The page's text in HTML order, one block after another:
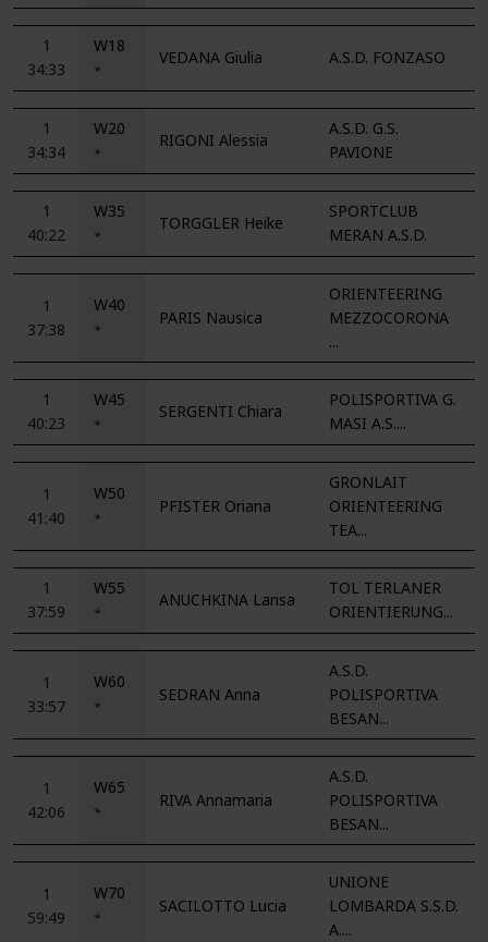
1
34:33
W18
*
VEDANA Giulia A.S.D. FONZASO
1
34:34
W20
*
RIGONI Alessia
A.S.D. G.S.
PAVIONE
1
40:22
W35
*
TORGGLER Heike
SPORTCLUB
MERAN A.S.D.
1
37:38
W40
*
PARIS Nausica
ORIENTEERING
MEZZOCORONA
...
1
40:23
W45
*
SERGENTI Chiara
POLISPORTIVA G.
MASI A.S....
1
41:40
W50
*
PFISTER Oriana
GRONLAIT
ORIENTEERING
TEA...
1
37:59
W55
*
ANUCHKINA Larisa
TOL TERLANER
ORIENTIERUNG...
1
33:57
W60
*
SEDRAN Anna
A.S.D.
POLISPORTIVA
BESAN...
1
42:06
W65
*
RIVA Annamaria
A.S.D.
POLISPORTIVA
BESAN...
1
59:49
W70
*
SACILOTTO Lucia
UNIONE
LOMBARDA S.S.D.
A....